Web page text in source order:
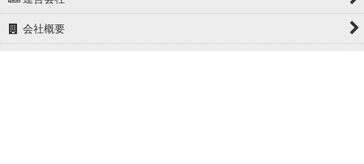
起毛生地
会社概要